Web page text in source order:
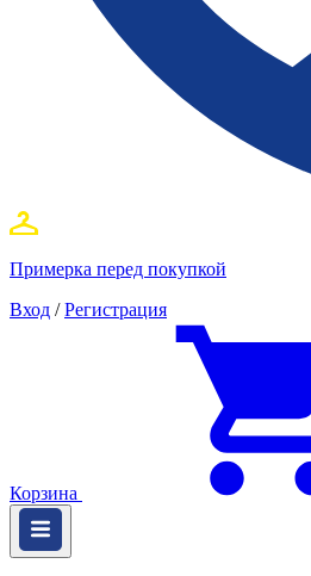
Примерка перед покупкой
Вход / Регистрация
Корзина